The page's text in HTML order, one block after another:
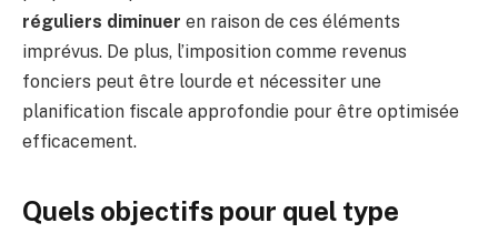
réguliers diminuer en raison de ces éléments
imprévus. De plus, l’imposition comme revenus
fonciers peut être lourde et nécessiter une
planification fiscale approfondie pour être optimisée
efficacement.
Quels objectifs pour quel type